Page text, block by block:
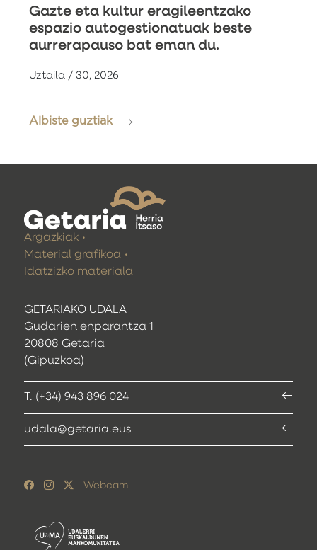
Gazte eta kultur eragileentzako
espazio autogestionatuak beste
aurrerapauso bat eman du.
Uztaila / 30, 2026
Albiste guztiak
GETARIAKO UDALA
Gudarien enparantza 1
20808 Getaria
(Gipuzkoa)
T. (+34) 943 896 024
udala@getaria.eus
Argazkiak
Material grafikoa
Idatzizko materiala
Webcam